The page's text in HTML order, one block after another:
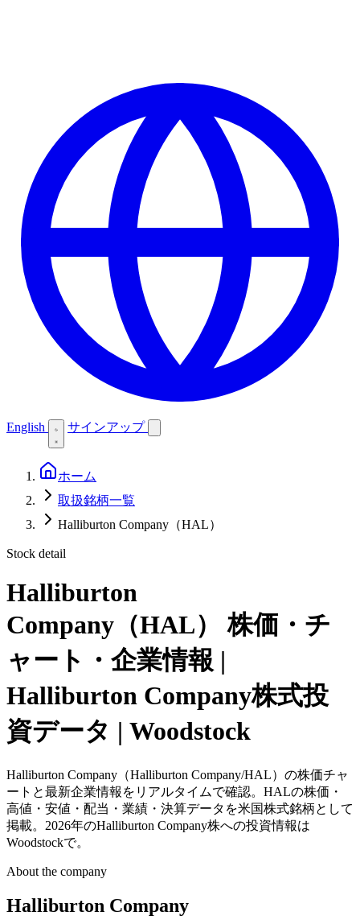
English サインアップ
ホーム
取扱銘柄一覧
Halliburton Company（HAL）
Stock detail
Halliburton
Company（HAL）
株価・チ
ャート・企業情報 |
Halliburton Company株式投
資データ | Woodstock
Halliburton Company（Halliburton Company/HAL）の株価チャ
ートと最新企業情報をリアルタイムで確認。HALの株価・
高値・安値・配当・業績・決算データを米国株式銘柄として
掲載。2026年のHalliburton Company株への投資情報は
Woodstockで。
About the company
Halliburton Company